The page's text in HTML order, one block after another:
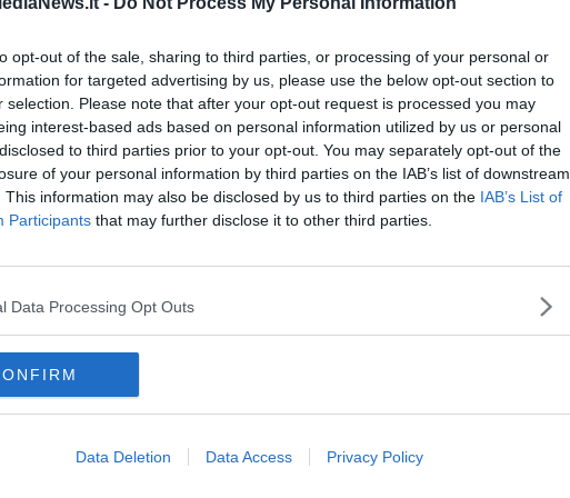
opt-out of the sale, sharing to third parties, or processing of your personal or
for targeted advertising by us, please use the below opt-out section to
selection. Please note that after your opt-out request is processed you may
interest-based ads based on personal information utilized by us or personal
to third parties prior to your opt-out. You may separately opt-out of the
of your personal information by third parties on the IAB’s list of downstream
This information may also be disclosed by us to third parties on the IAB’s List of
Participants that may further disclose it to other third parties.
Data Processing Opt Outs
Data Deletion Data Access Privacy Policy
Montelupo, Ponte a Egola (San Miniato), Poggio a
e San Marcello Pistoiese
sui presidi diArezzo, Castiglion Fiorentino, Bibbiena,
Siena, Abbadia San Salvatore, Chiusi, Poggibonsi,
Follonica, Orbetello, Porto Santo Stefano e Castel del
Livorno, Suvereto, Collesalvetti, Rosignano,
Vecchiano, Volterra, San Giuliano, Crespina, Lucca,
Camaiore, Barga, Massa, Pontremoli, Montignoso e
iscriviti alla
nella tua casella di posta.
Attualità
Attualità